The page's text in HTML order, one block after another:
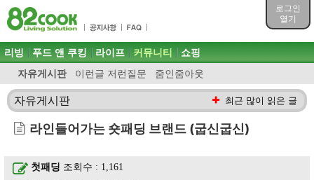
로그인
열기
목차
주메뉴 바로가기
컨텐츠 바로가기
검색 바로가기
로그인 바로가기
주메뉴
리빙 푸드 앤 쿠킹 라이프 커뮤니티
자유게시판 이런글 저런질문 줌인줌아웃
쇼핑
자유게시판 최근 많이 읽은 글
라인들어가는 숏패딩 브랜드 (굽신굽신)
첫패딩 조회수 : 1,161